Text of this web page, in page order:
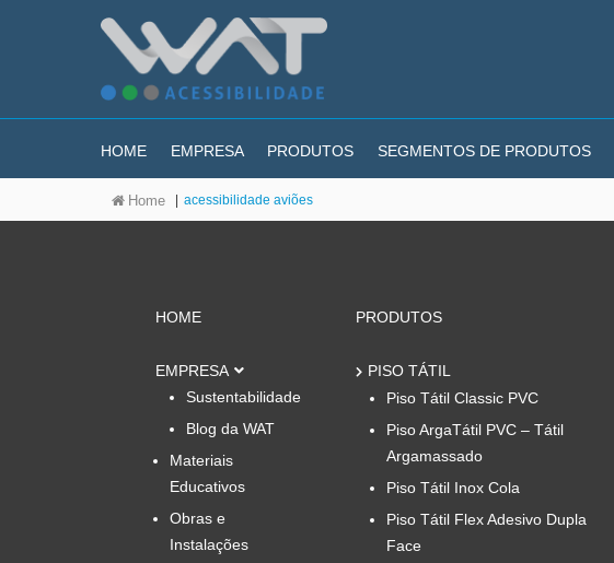
HOME EMPRESA PRODUTOS SEGMENTOS DE PRODUTOS
Home | acessibilidade aviões
HOME
EMPRESA
Sustentabilidade
Blog da WAT
Materiais
Educativos
Obras e
Instalações
PRODUTOS
PISO TÁTIL
Piso Tátil Classic PVC
Piso ArgaTátil PVC – Tátil
Argamassado
Piso Tátil Inox Cola
Piso Tátil Flex Adesivo Dupla
Face